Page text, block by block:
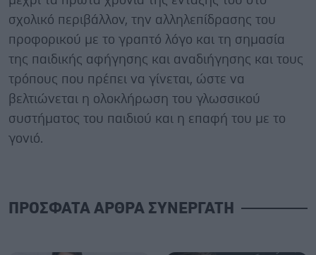
σχολικό περιβάλλον, την αλληλεπίδρασης του
προφορικού με το γραπτό λόγο και τη σημασία
της παιδικής αφήγησης και αναδιήγησης και τους
τρόπους που πρέπει να γίνεται, ώστε να
βελτιώνεται η ολοκλήρωση του γλωσσικού
συστήματος του παιδιού και η επαφή του με το
γονιό.
ΠΡΟΣΦΑΤΑ ΑΡΘΡΑ ΣΥΝΕΡΓΑΤΗ